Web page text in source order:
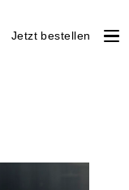
Jetzt bestellen